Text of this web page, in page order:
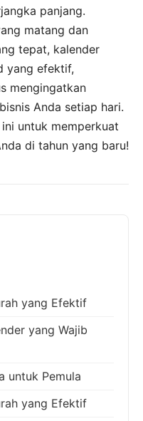
panjang.
matang dan
tepat, kalender
yang efektif,
mengingatkan
Anda setiap hari.
untuk memperkuat
di tahun yang baru!
yang Efektif
yang Wajib
untuk Pemula
yang Efektif